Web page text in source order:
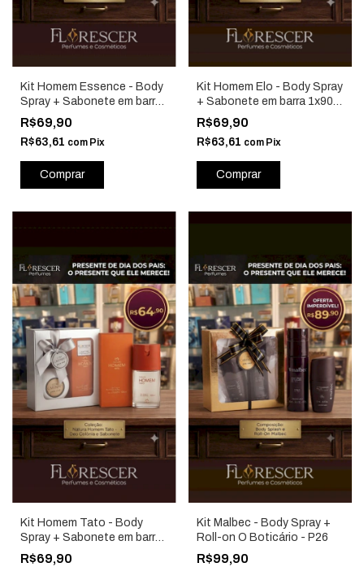
Kit Homem Essence - Body
Spray + Sabonete em barra
1x90g - Natura - P26
R$69,90
R$63,61 com Pix
Kit Homem Elo - Body Spray
+ Sabonete em barra 1x90g
- Natura - P26
R$69,90
R$63,61 com Pix
Kit Homem Tato - Body
Spray + Sabonete em barra
1x90g - Natura - P26
R$69,90
Kit Malbec - Body Spray +
Roll-on O Boticário - P26
R$99,90